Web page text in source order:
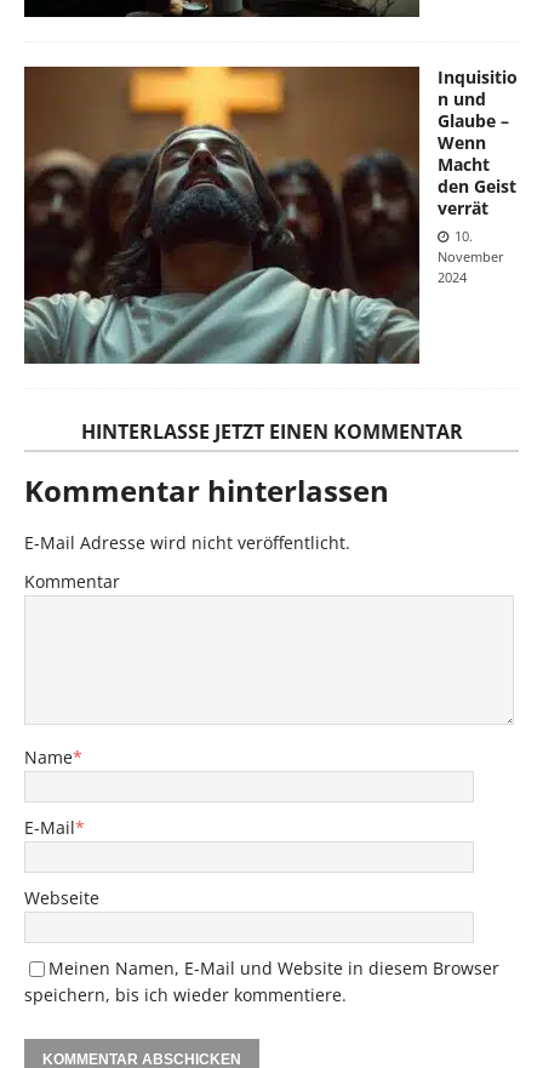
Inquisitio
n und
Glaube –
Wenn
Macht
den Geist
verrät
10.
November
2024
HINTERLASSE JETZT EINEN KOMMENTAR
Kommentar hinterlassen
E-Mail Adresse wird nicht veröffentlicht.
Kommentar
Name*
E-Mail*
Webseite
Meinen Namen, E-Mail und Website in diesem Browser
speichern, bis ich wieder kommentiere.